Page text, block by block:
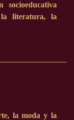
literatura, la
la moda y la